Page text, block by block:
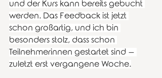
und der Kurs kann bereits gebucht
werden. Das Feedback ist jetzt
schon großartig, und ich bin
besonders stolz, dass schon
Teilnehmerinnen gestartet sind –
zuletzt erst vergangene Woche.